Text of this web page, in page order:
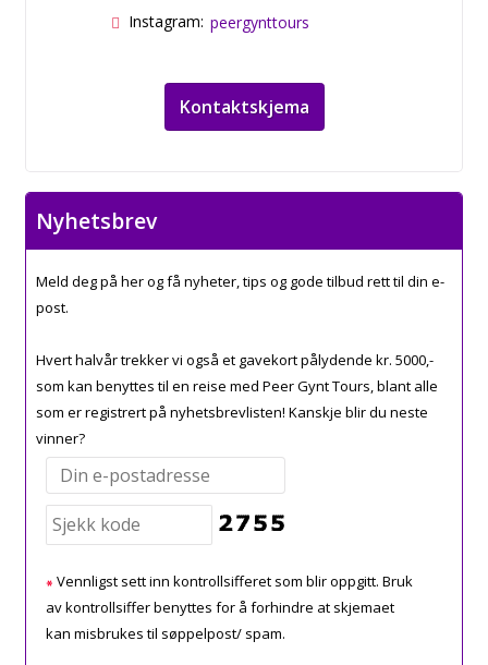
Instagram: peergynttours
Kontaktskjema
Nyhetsbrev
Meld deg på her og få nyheter, tips og gode tilbud rett til din e-
post.
Hvert halvår trekker vi også et gavekort pålydende kr. 5000,-
som kan benyttes til en reise med Peer Gynt Tours, blant alle
som er registrert på nyhetsbrevlisten! Kanskje blir du neste
vinner?
Vennligst sett inn kontrollsifferet som blir oppgitt. Bruk
av kontrollsiffer benyttes for å forhindre at skjemaet
kan misbrukes til søppelpost/ spam.